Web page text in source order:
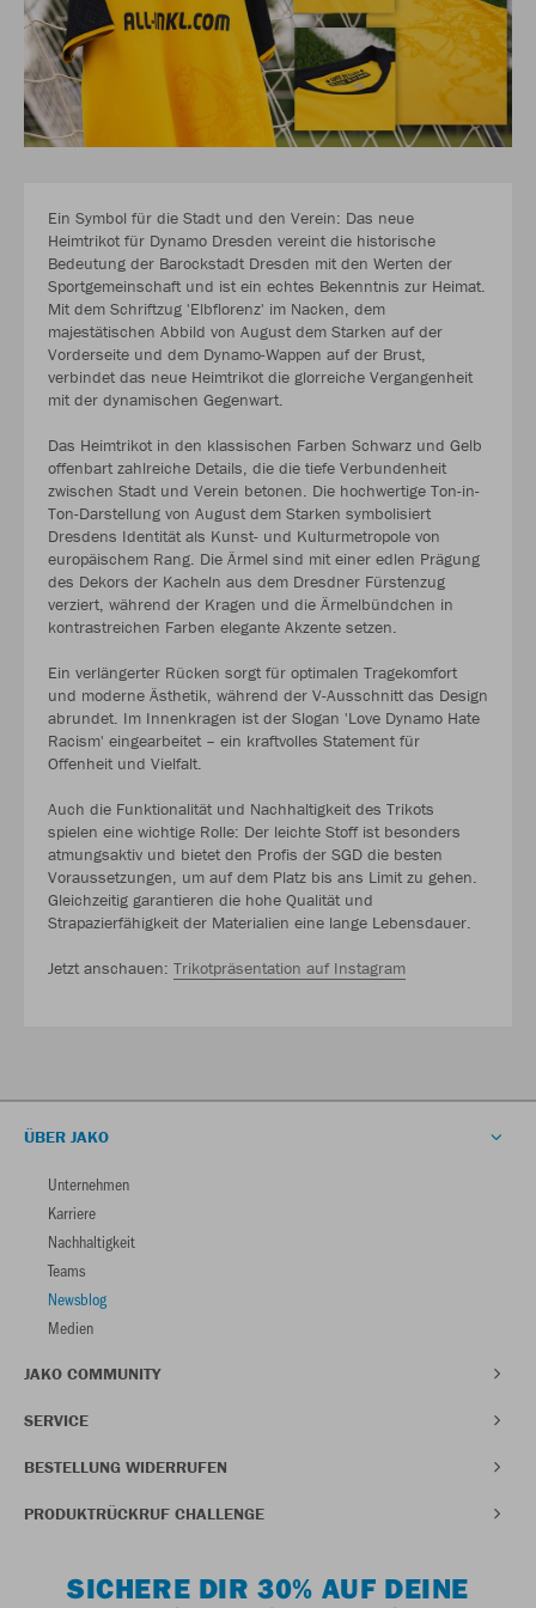
Ein Symbol für die Stadt und den Verein: Das neue
Heimtrikot für Dynamo Dresden vereint die historische
Bedeutung der Barockstadt Dresden mit den Werten der
Sportgemeinschaft und ist ein echtes Bekenntnis zur Heimat.
Mit dem Schriftzug 'Elbflorenz' im Nacken, dem
majestätischen Abbild von August dem Starken auf der
Vorderseite und dem Dynamo-Wappen auf der Brust,
verbindet das neue Heimtrikot die glorreiche Vergangenheit
mit der dynamischen Gegenwart.
Das Heimtrikot in den klassischen Farben Schwarz und Gelb
offenbart zahlreiche Details, die die tiefe Verbundenheit
zwischen Stadt und Verein betonen. Die hochwertige Ton-in-
Ton-Darstellung von August dem Starken symbolisiert
Dresdens Identität als Kunst- und Kulturmetropole von
europäischem Rang. Die Ärmel sind mit einer edlen Prägung
des Dekors der Kacheln aus dem Dresdner Fürstenzug
verziert, während der Kragen und die Ärmelbündchen in
kontrastreichen Farben elegante Akzente setzen.
Ein verlängerter Rücken sorgt für optimalen Tragekomfort
und moderne Ästhetik, während der V-Ausschnitt das Design
abrundet. Im Innenkragen ist der Slogan 'Love Dynamo Hate
Racism' eingearbeitet – ein kraftvolles Statement für
Offenheit und Vielfalt.
Auch die Funktionalität und Nachhaltigkeit des Trikots
spielen eine wichtige Rolle: Der leichte Stoff ist besonders
atmungsaktiv und bietet den Profis der SGD die besten
Voraussetzungen, um auf dem Platz bis ans Limit zu gehen.
Gleichzeitig garantieren die hohe Qualität und
Strapazierfähigkeit der Materialien eine lange Lebensdauer.
Jetzt anschauen: Trikotpräsentation auf Instagram
ÜBER JAKO
Unternehmen
Karriere
Nachhaltigkeit
Teams
Newsblog
Medien
JAKO COMMUNITY
SERVICE
BESTELLUNG WIDERRUFEN
PRODUKTRÜCKRUF CHALLENGE
SICHERE DIR 30% AUF DEINE